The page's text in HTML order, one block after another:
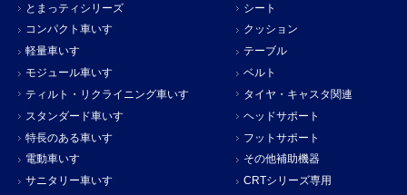
とまっティシリーズ
コンパクト車いす
軽量車いす
モジュール車いす
ティルト・リクライニング車いす
スタンダード車いす
特長のある車いす
電動車いす
サニタリー車いす
シート
クッション
テーブル
ベルト
タイヤ・キャスタ関連
ヘッドサポート
フットサポート
その他補助機器
CRTシリーズ専用